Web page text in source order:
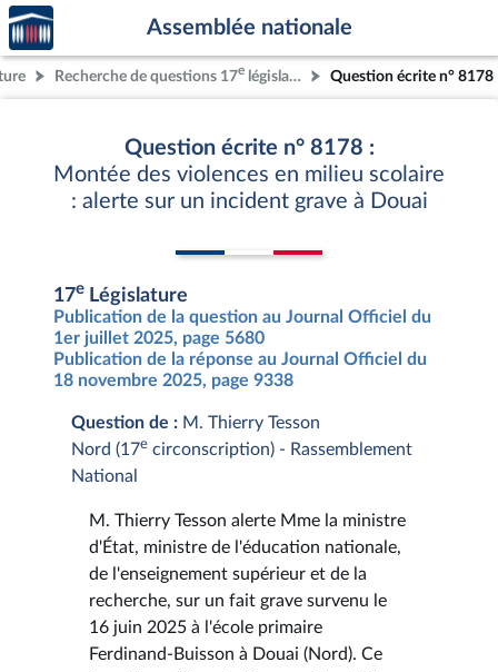
Aller au contenu
Aller en bas de la page
Accèder
à la
page
d'accueil
Assemblée nationale
Recherche de questions 17e législature Question écrite n° 8178
Question écrite n° 8178 :
Montée des violences en milieu scolaire
: alerte sur un incident grave à Douai
17e Législature
Publication de la question au Journal Officiel du
1er juillet 2025, page 5680
Publication de la réponse au Journal Officiel du
18 novembre 2025, page 9338
Question de : M. Thierry Tesson
Nord (17e circonscription) - Rassemblement
National
M. Thierry Tesson alerte Mme la ministre
d'État, ministre de l'éducation nationale,
de l'enseignement supérieur et de la
recherche, sur un fait grave survenu le
16 juin 2025 à l'école primaire
Ferdinand-Buisson à Douai (Nord). Ce